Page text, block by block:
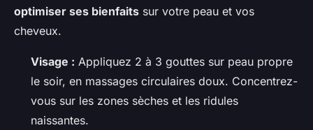
optimiser ses bienfaits sur votre peau et vos
cheveux.
Visage : Appliquez 2 à 3 gouttes sur peau propre
le soir, en massages circulaires doux. Concentrez-
vous sur les zones sèches et les ridules
naissantes.